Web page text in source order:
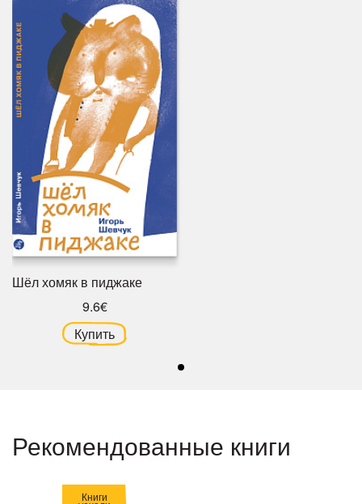
Шёл хомяк в пиджаке
9.6€
Купить
Рекомендованные книги
Книги